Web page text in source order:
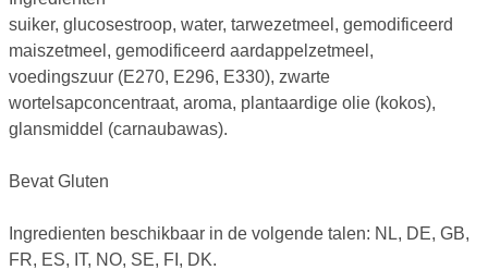
suiker, glucosestroop, water, tarwezetmeel, gemodificeerd
maiszetmeel, gemodificeerd aardappelzetmeel,
voedingszuur (E270, E296, E330), zwarte
wortelsapconcentraat, aroma, plantaardige olie (kokos),
glansmiddel (carnaubawas).
Bevat Gluten
Ingredienten beschikbaar in de volgende talen: NL, DE, GB,
FR, ES, IT, NO, SE, FI, DK.